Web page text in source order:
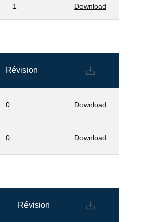
1 Download
Révision
0 Download
0 Download
Révision